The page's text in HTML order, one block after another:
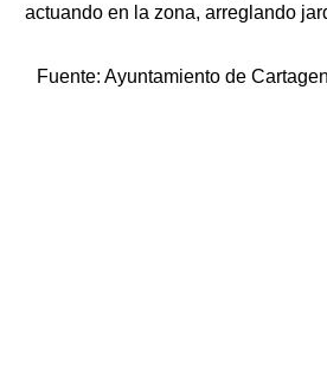
actuando en la zona, arreglando
Fuente: Ayuntamiento de